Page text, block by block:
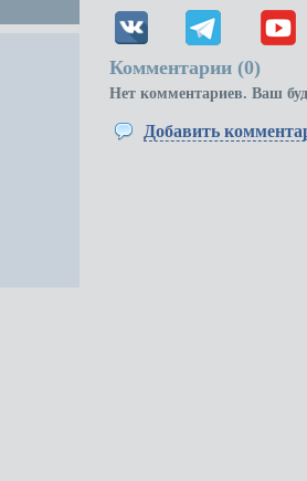
Комментарии (0)
Нет комментариев. Ваш
Добавить